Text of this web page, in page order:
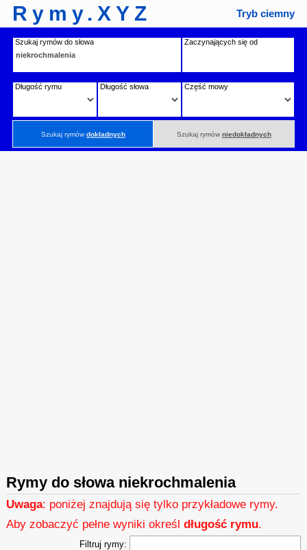
Rymy.XYZ Tryb ciemny
Szukaj rymów do słowa Zaczynających się od
Długość rymu Długość słowa Część mowy
Szukaj rymówdokładnych Szukaj rymów niedokładnych
Rymy do słowa niekrochmalenia
Uwaga: poniżej znajdują się tylko przykładowe rymy.
Aby zobaczyć pełne wyniki określdługość rymu.
Filtruj rymy: